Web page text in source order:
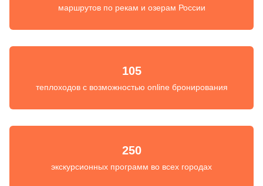
маршрутов по рекам и озерам России
105
теплоходов с возможностью online бронирования
250
экскурсионных программ во всех городах